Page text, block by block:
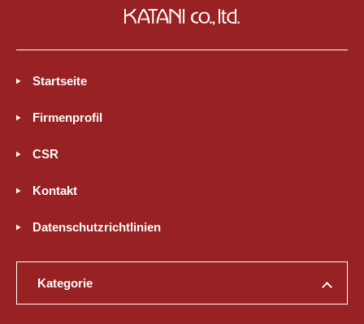
Startseite
Firmenprofil
CSR
Kontakt
Datenschutzrichtlinien
Kategorie